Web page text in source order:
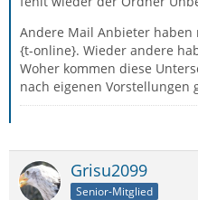
Andere Mail Anbieter haben
{t-online}. Wieder andere
Woher kommen diese
nach eigenen Vorstellungen
Grisu2099
Senior-Mitglied